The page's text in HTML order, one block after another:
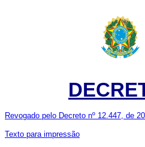
Revogado pelo Decreto nº 12.447, de
Texto para impressão